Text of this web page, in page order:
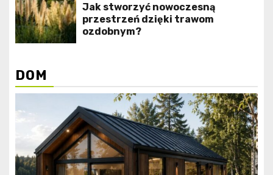
Jak stworzyć nowoczesną
przestrzeń dzięki trawom
ozdobnym?
DOM